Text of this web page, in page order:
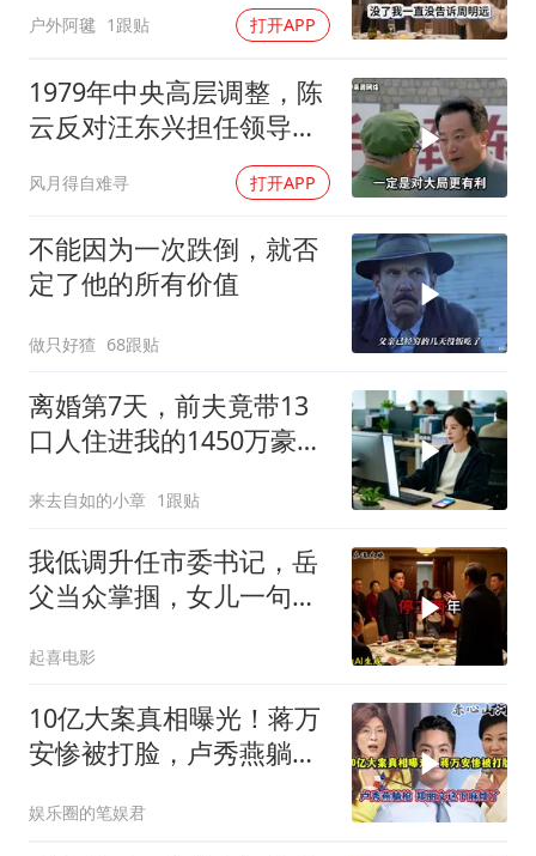
夫全家10人被新户主请出
家门
户外阿毽 1跟贴 打开APP
1979年中央高层调整，陈
云反对汪东兴担任领导职
风月得自难寻 打开APP
不能因为一次跌倒，就否
定了他的所有价值
做只好猹 68跟贴
离婚第7天，前夫竟带13
口人住进我的1450万豪
来去自如的小章 1跟贴
我低调升任市委书记，岳
父当众掌掴，女儿一句话
起喜电影
10亿大案真相曝光！蒋万
安惨被打脸，卢秀燕躺枪
娱乐圈的笔娱君